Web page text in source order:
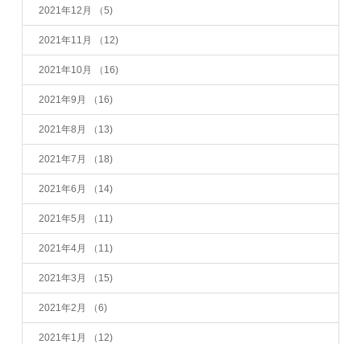
2021年12月 （5)
2021年11月 （12)
2021年10月 （16)
2021年9月 （16)
2021年8月 （13)
2021年7月 （18)
2021年6月 （14)
2021年5月 （11)
2021年4月 （11)
2021年3月 （15)
2021年2月 （6)
2021年1月 （12)